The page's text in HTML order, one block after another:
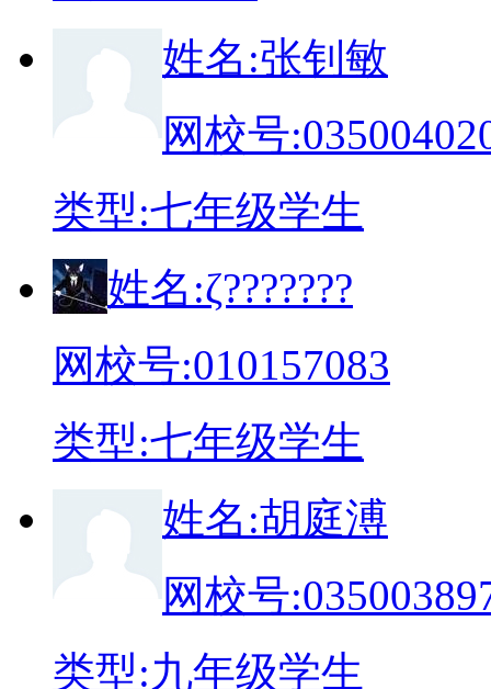
姓名:张钊敏
网校号:
类型:七年级学生
姓名:ζ???????
网校号:010157083
类型:七年级学生
姓名:胡庭溥
网校号:
类型:九年级学生